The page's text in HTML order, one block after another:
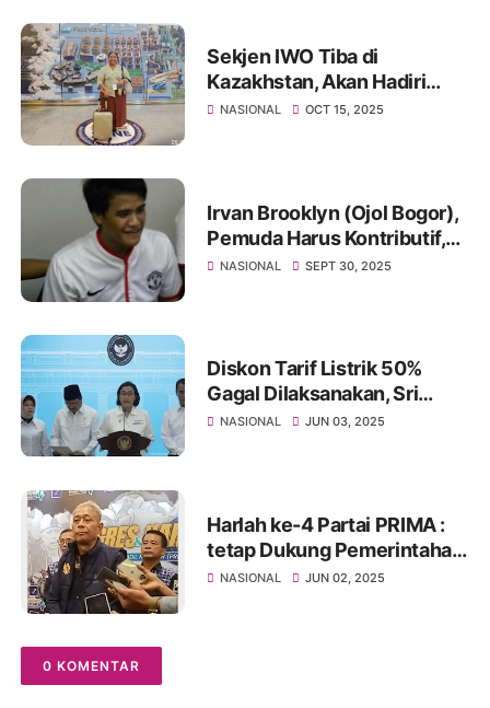
Sekjen IWO Tiba di
Kazakhstan, Akan Hadiri
Astana Think Thank Forum
NASIONAL OCT 15, 2025
Irvan Brooklyn (Ojol Bogor),
Pemuda Harus Kontributif,
Jangan Ikut Aksi Destruktif!
NASIONAL SEPT 30, 2025
Diskon Tarif Listrik 50%
Gagal Dilaksanakan, Sri
Mulyani Jelaskan Alasannya
NASIONAL JUN 03, 2025
Harlah ke-4 Partai PRIMA :
tetap Dukung Pemerintahan
Prabowo-Gibran
NASIONAL JUN 02, 2025
0 KOMENTAR